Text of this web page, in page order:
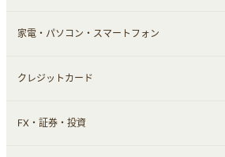
食材宅配
ウォーターサーバー
エステ・サロン
メンズ美容
スポーツ・フィットネス
日用品・薬局・からだ
すべて見る
ネット買取
家電・パソコン・スマートフォン
すべて見る
家電・パソコン・ソフトウェア
クレジットカード
すべて見る
FX・証券・投資